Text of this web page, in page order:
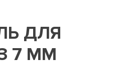
ДЛЯ
7 ММ